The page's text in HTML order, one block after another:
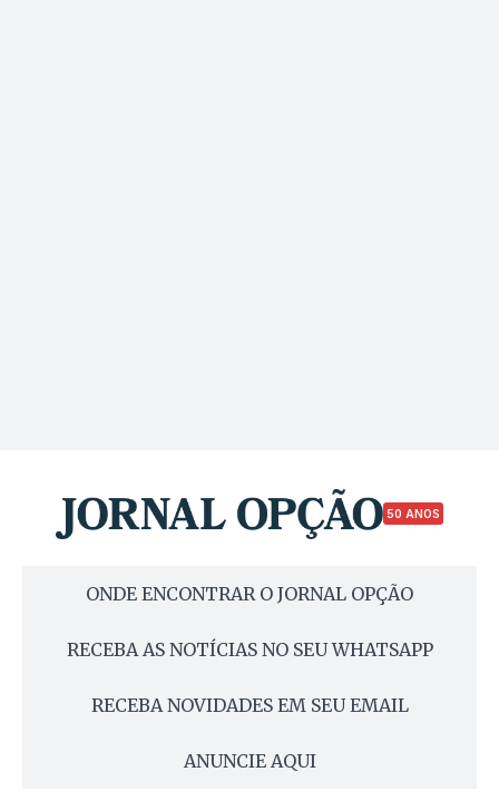
50 ANOS
ONDE ENCONTRAR O JORNAL OPÇÃO
RECEBA AS NOTÍCIAS NO SEU WHATSAPP
RECEBA NOVIDADES EM SEU EMAIL
ANUNCIE AQUI